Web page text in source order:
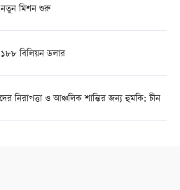
নতুন মিশন শুরু
বিলিয়ন ডলার
নিরাপত্তা ও আঞ্চলিক শান্তির জন্য হুমকি: চীন